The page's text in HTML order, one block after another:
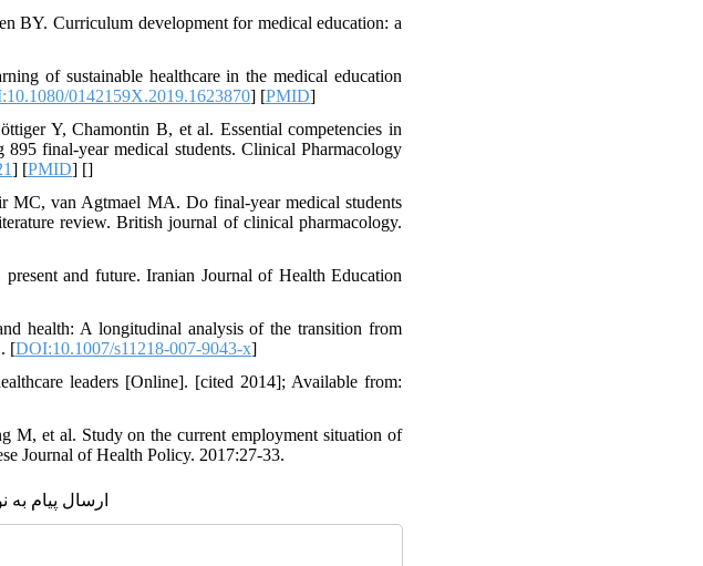
BY. Curriculum development for medical education: a
of sustainable healthcare in the medical education
0142159X.2019.1623870] [PMID]
Y, Chamontin B, et al. Essential competencies in
final‐year medical students. Clinical Pharmacology
] [PMID] []
van Agtmael MA. Do final‐year medical students
review. British journal of clinical pharmacology.
and future. Iranian Journal of Health Education
health: A longitudinal analysis of the transition from
[DOI:10.1007/s11218-007-9043-x]
leaders [Online]. [cited 2014]; Available from:
et al. Study on the current employment situation of
Journal of Health Policy. 2017:27-33.
ارسال پیام